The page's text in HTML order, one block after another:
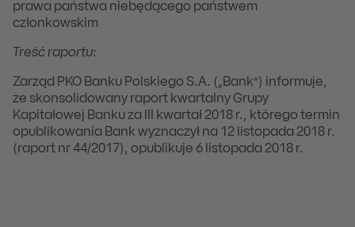
prawa państwa niebędącego państwem
członkowskim
Treść raportu:
Zarząd PKO Banku Polskiego S.A. („Bank”) informuje,
że skonsolidowany raport kwartalny Grupy
Kapitałowej Banku za III kwartał 2018 r., którego termin
opublikowania Bank wyznaczył na 12 listopada 2018 r.
(raport nr 44/2017), opublikuje 6 listopada 2018 r.